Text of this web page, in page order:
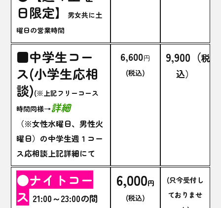
日限定】
男女共に土
曜日の営業時間
■中学生コー
ス(小学生応相
談)(※上記フリーコース
時間同様→詳細
（※女性水曜日、男性火
曜日）の中学生週１コー
ス応相談上記詳細にて
6,600円
(税込)
9,900（税
込）
●ナイトコー
ス 21:00～23:00の間
6,000円
(税込)
(只今受付し
ておりませ